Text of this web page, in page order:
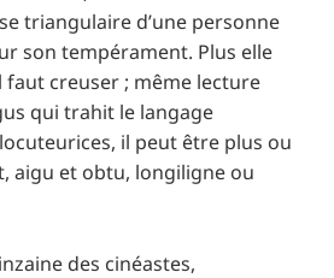
triangulaire d’une personne
son tempérament. Plus elle
faut creuser ; même lecture
qui trahit le langage
il peut être plus ou
aigu et obtu, longiligne ou
des cinéastes,